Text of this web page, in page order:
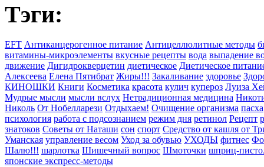
Тэги:
EFT Антиканцерогенное питание Антицеллюлитные методы
витамины-микроэлементы вкусные рецепты вода выпадение
движение Дигидрокверцетин диетическое Диетическое
Алексеева Елена Пятибрат Жиры!!! Закаливание здоровье
КИНОШКИ Книги Косметика красота кулич купероз Луиза
Мудрые мысли мысли вслух Нетрадиционная медицина
Николь От Нобелларези Отдыхаем! Очищение организма пасха
психология работа с подсознанием режим дня ретинол Рецепт
знатоков Советы от Наташи сон спорт Средство от кашля от
Уманская управление весом Уход за обувью УХОДЫ фитнес
Шалю!!! шарлотка Шишечный вопрос Шмоточки шприц-
японские экспресс-методы